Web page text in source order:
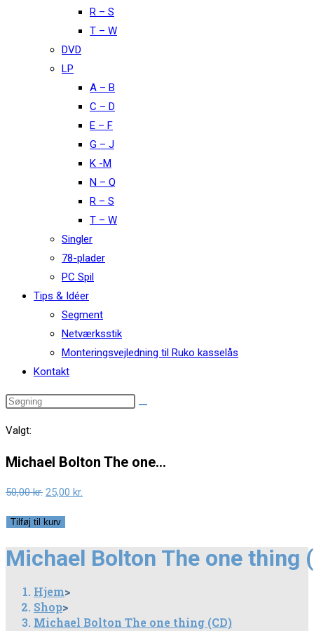
R – S
T – W
DVD
LP
A – B
C – D
E – F
G – J
K -M
N – Q
R – S
T – W
Singler
78-plader
PC Spil
Tips & Idéer
Segment
Netværksstik
Monteringsvejledning til Ruko kasselås
Kontakt
Valgt:
Michael Bolton The one…
50,00kr. Original
was:
50,00 kr..
25,00 kr.
25,00 kr..
Michael
The
thing
(CD)
Tilføj til kurv
Michael Bolton The one thing
Hjem>
Shop>
Michael Bolton The one thing (CD)